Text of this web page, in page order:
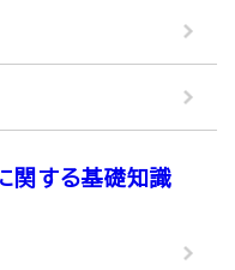
関する基礎知識